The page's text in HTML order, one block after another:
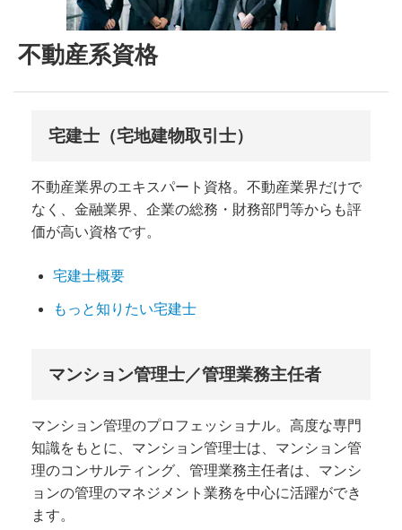
不動産系資格
宅建士（宅地建物取引士）
不動産業界のエキスパート資格。不動産業界だけで
なく、金融業界、企業の総務・財務部門等からも評
価が高い資格です。
宅建士概要
もっと知りたい宅建士
マンション管理士／管理業務主任者
マンション管理のプロフェッショナル。高度な専門
知識をもとに、マンション管理士は、マンション管
理のコンサルティング、管理業務主任者は、マンシ
ョンの管理のマネジメント業務を中心に活躍ができ
ます。